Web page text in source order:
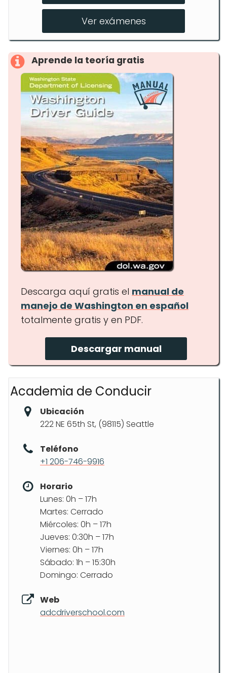
Clases para conductores novatos
Ver exámenes
Aprende la teoría gratis
Descarga aquí gratis el manual de
manejo de Washington en español
totalmente gratis y en PDF.
Descargar manual
Academia de Conducir
Ubicación
222 NE 65th St, (98115) Seattle
Teléfono
+1 206-746-9916
Horario
Lunes: 0h – 17h
Martes: Cerrado
Miércoles: 0h – 17h
Jueves: 0:30h – 17h
Viernes: 0h – 17h
Sábado: 1h – 15:30h
Domingo: Cerrado
Web
adcdriverschool.com